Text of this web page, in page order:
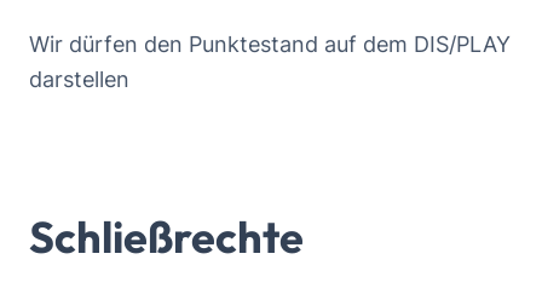
Wir dürfen den Punktestand auf dem DIS/PLAY
darstellen
Schließrechte